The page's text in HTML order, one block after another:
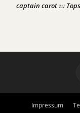
captain carotzu
Impressum